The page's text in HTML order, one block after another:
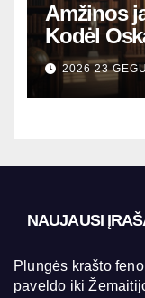
Amžinos
Kodėl
šiandien
kada?
2026 23
NAUJAUSI
Plungės krašto
paveldo iki